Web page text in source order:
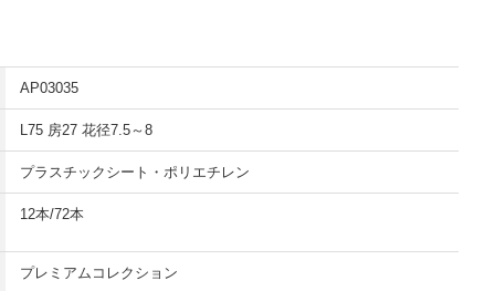
AP03035
L75 房27 花径7.5～8
プラスチックシート・ポリエチレン
12本/72本
プレミアムコレクション